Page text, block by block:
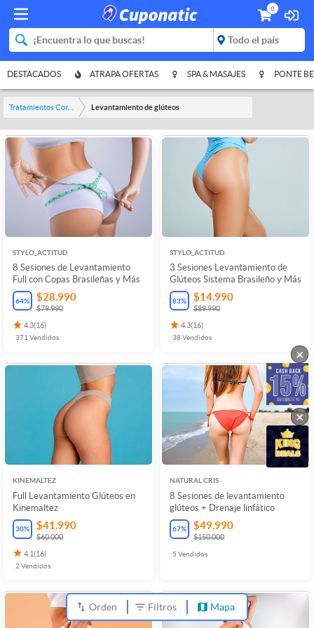
0
DESTACADOS ATRAPA OFERTAS SPA & MASAJES PONTE
Tratamientos Corporales Levantamiento de glúteos
STYLO_ACTITUD
8 Sesiones de Levantamiento
Full con Copas Brasileñas y Más
64% $28.990
$79.990
4.3(16)
371 Vendidos
STYLO_ACTITUD
3 Sesiones Levantamiento de
Glúteos Sistema Brasileño y Más
83% $14.990
$89.990
4.3(16)
38Vendidos
KINEMALTEZ
Full Levantamiento Glúteos en
Kinemaltez
30% $41.990
$60.000
4.1(16)
2 Vendidos
NATURAL CRIS
8 Sesiones de levantamiento
glúteos + Drenaje linfático
67% $49.990
$150.000
5 Vendidos
Orden Filtros Mapa
×
×